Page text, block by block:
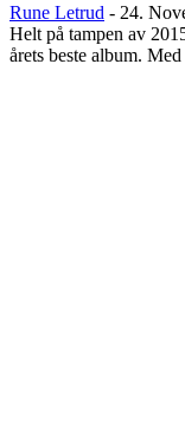
Rune Letrud - 24.
Helt på tampen av
årets beste album.